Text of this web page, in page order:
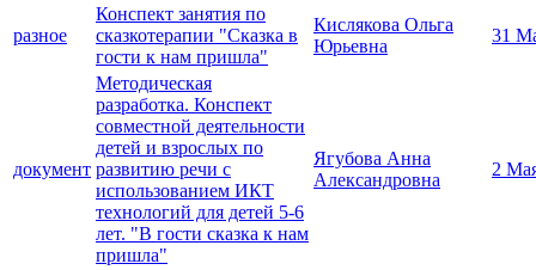
разное
Конспект занятия по
сказкотерапии "Сказка в
гости к нам пришла"
Кислякова Ольга
Юрьевна
31
документ
Методическая
разработка. Конспект
совместной деятельности
детей и взрослых по
развитию речи с
использованием ИКТ
технологий для детей 5-6
лет. "В гости сказка к нам
пришла"
Ягубова Анна
Александровна
2